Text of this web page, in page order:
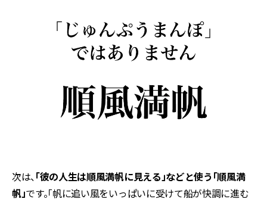
次は、「彼の人生は順風満帆に見える」などと使う「順風満
帆」です。「帆に追い風をいっぱいに受けて船が快調に進む